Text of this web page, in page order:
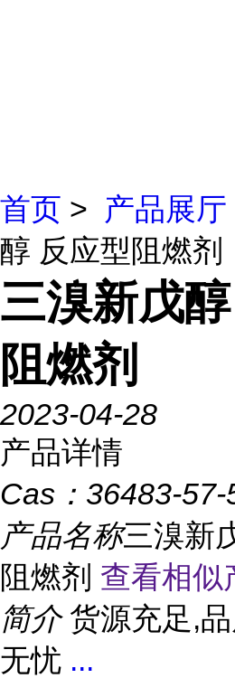
首页 > 产品展厅
醇 反应型阻燃剂
三溴新戊
阻燃剂
2023-04-28
产品详情
Cas： 36483-57-
产品名称三溴新
阻燃剂 查看相
简介 货源充足,
无忧 ...